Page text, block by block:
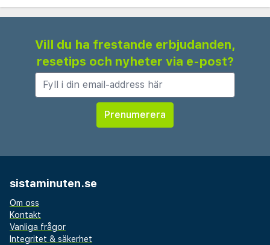
Vill du ha frestande erbjudanden,
resetips och nyheter via e-post?
sistaminuten.se
Om oss
Kontakt
Vanliga frågor
Integritet & säkerhet